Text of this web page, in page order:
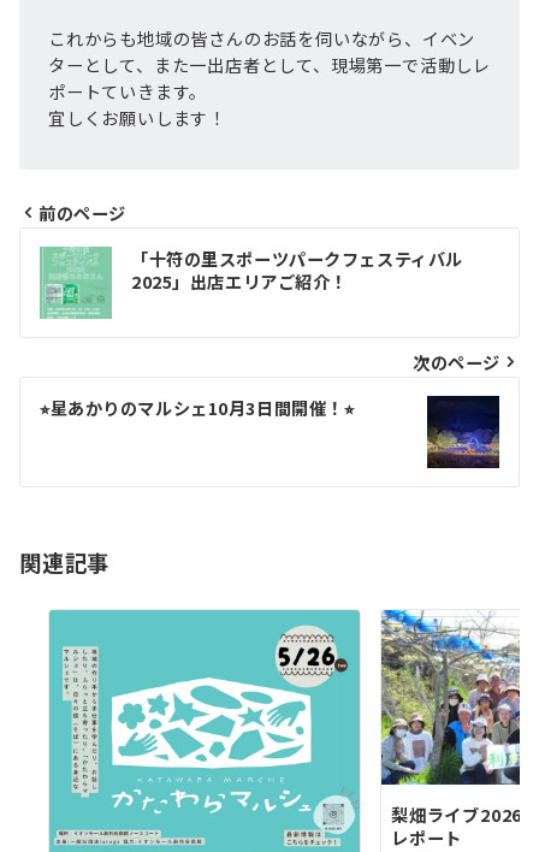
これからも地域の皆さんのお話を伺いながら、イベン
ターとして、また一出店者として、現場第一で活動しレ
ポートていきます。
宜しくお願いします！
投
ナ
ビ
ゲ
シ
ン
前のページ
「十符の里スポーツパークフェスティバル
2025」出店エリアご紹介！
次のページ
⭐︎星あかりのマルシェ10月3日間開催！⭐︎
関連記事
梨畑ライブ
レポート